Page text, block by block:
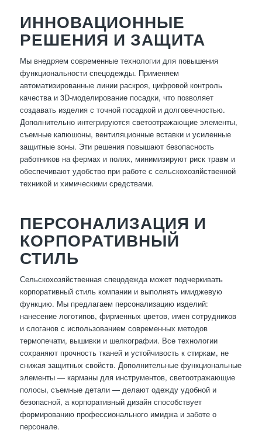
ИННОВАЦИОННЫЕ
РЕШЕНИЯ И ЗАЩИТА
Мы внедряем современные технологии для повышения
функциональности спецодежды. Применяем
автоматизированные линии раскроя, цифровой контроль
качества и 3D-моделирование посадки, что позволяет
создавать изделия с точной посадкой и долговечностью.
Дополнительно интегрируются светоотражающие элементы,
съемные капюшоны, вентиляционные вставки и усиленные
защитные зоны. Эти решения повышают безопасность
работников на фермах и полях, минимизируют риск травм и
обеспечивают удобство при работе с сельскохозяйственной
техникой и химическими средствами.
ПЕРСОНАЛИЗАЦИЯ И
КОРПОРАТИВНЫЙ
СТИЛЬ
Сельскохозяйственная спецодежда может подчеркивать
корпоративный стиль компании и выполнять имиджевую
функцию. Мы предлагаем персонализацию изделий:
нанесение логотипов, фирменных цветов, имен сотрудников
и слоганов с использованием современных методов
термопечати, вышивки и шелкографии. Все технологии
сохраняют прочность тканей и устойчивость к стиркам, не
снижая защитных свойств. Дополнительные функциональные
элементы — карманы для инструментов, светоотражающие
полосы, съемные детали — делают одежду удобной и
безопасной, а корпоративный дизайн способствует
формированию профессионального имиджа и заботе о
персонале.